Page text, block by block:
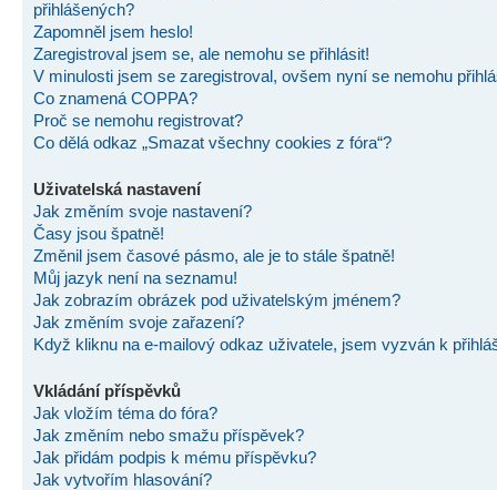
přihlášených?
Zapomněl jsem heslo!
Zaregistroval jsem se, ale nemohu se přihlásit!
V minulosti jsem se zaregistroval, ovšem nyní se nemohu
Co znamená COPPA?
Proč se nemohu registrovat?
Co dělá odkaz „Smazat všechny cookies z fóra“?
Uživatelská nastavení
Jak změním svoje nastavení?
Časy jsou špatně!
Změnil jsem časové pásmo, ale je to stále špatně!
Můj jazyk není na seznamu!
Jak zobrazím obrázek pod uživatelským jménem?
Jak změním svoje zařazení?
Když kliknu na e-mailový odkaz uživatele, jsem vyzván k
Vkládání příspěvků
Jak vložím téma do fóra?
Jak změním nebo smažu příspěvek?
Jak přidám podpis k mému příspěvku?
Jak vytvořím hlasování?